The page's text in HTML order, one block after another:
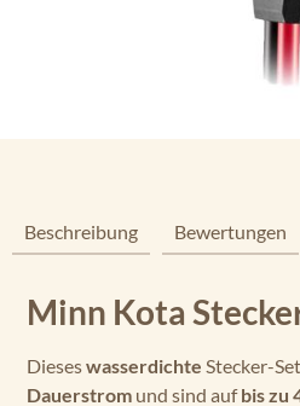
Beschreibung Bewertungen
Minn Kota
Dieseswasserdichte Stecker-
Dauerstrom und sind aufbis zu